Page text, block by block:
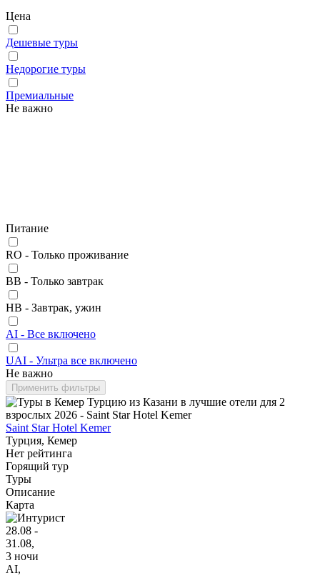
Цена
Дешевые туры
Недорогие туры
Премиальные
Не важно
Питание
RO - Только проживание
BB - Только завтрак
HB - Завтрак, ужин
AI - Все включено
UAI - Ультра все включено
Не важно
Применить фильтры
Saint Star Hotel Kemer
Турция, Кемер
Нет рейтинга
Горящий тур
Туры
Описание
Карта
28.08 -
31.08,
3 ночи
AI,